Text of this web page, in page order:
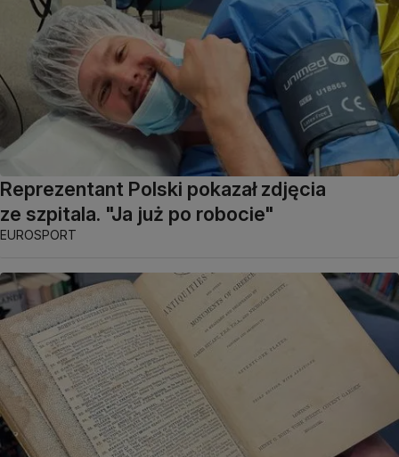
Reprezentant Polski pokazał zdjęcia
ze szpitala. "Ja już po robocie"
EUROSPORT